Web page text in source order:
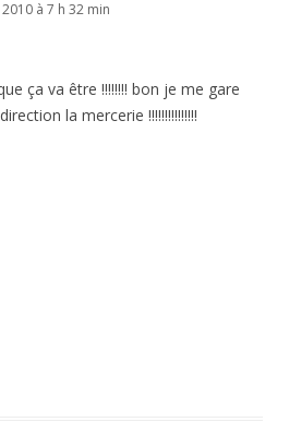
à 7 h 32 min
ça va être !!!!!!!! bon je me gare
la mercerie !!!!!!!!!!!!!!!